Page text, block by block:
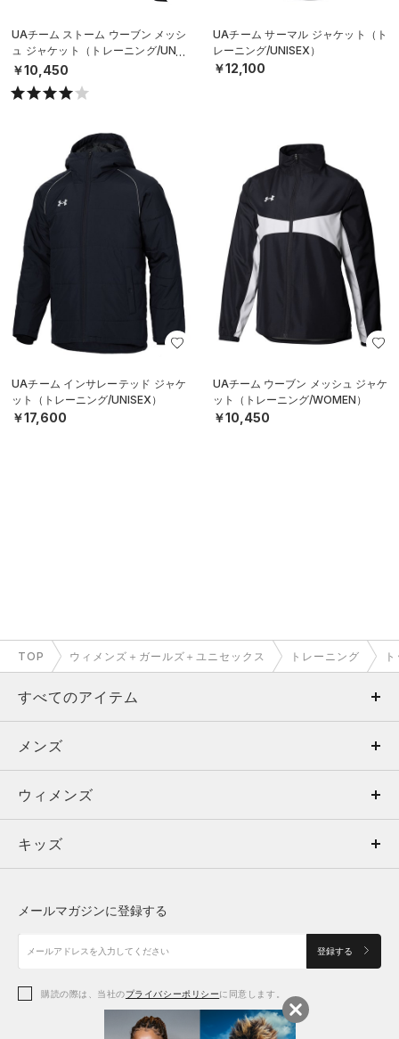
UAチーム ストーム ウーブン メッシ
ュ ジャケット（トレーニング/UNIS
EX）
￥10,450
UAチーム サーマル ジャケット（ト
レーニング/UNISEX）
￥12,100
UAチーム インサレーテッド ジャケ
ット（トレーニング/UNISEX）
￥17,600
UAチーム ウーブン メッシュ ジャケ
ット（トレーニング/WOMEN）
￥10,450
TOP ウィメンズ＋ガールズ＋ユニセックス トレーニング
すべてのアイテム
メンズ
ウィメンズ
キッズ
アクセサリー
メンズ
トップス
ボトムス
アクセサリー
ウィメンズ
トップス
シューズ
アクセサリー
キッズ
シューズ
メールマガジンに登録する
登録する
購読の際は、当社のプライバシーポリシーに同意します。